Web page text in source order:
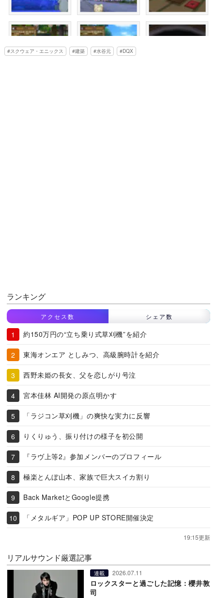
スクウェア・エニックス 建築 水谷元 DQX
ランキング
アクセス数 シェア数
約150万円の“立ち乗り式草刈機”を紹介
東海オンエア としみつ、高級腕時計を紹介
西野未姫の長女、父を恋しがり号泣
宮本佳林 AI開発の原点明かす
「ラジコン草刈機」の爽快な実力に反響
りくりゅう、振り付けの様子を初公開
『ラヴ上等2』参加メンバーのプロフィール
極楽とんぼ山本、家族で巨大スイカ割り
Back MarketとGoogle提携
「メタルギア」POP UP STORE開催決定
19:15更新
リアルサウンド厳選記事
連載 2026.07.11
ロックスターと過ごした記憶：櫻井敦
司